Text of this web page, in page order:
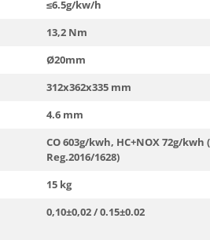
≤6.5g/kw/h
13,2 Nm
Ø20mm
312x362x335 mm
4.6 mm
CO 603g/kwh, HC+NOX 72g/kwh
Reg.2016/1628)
15 kg
0,10±0,02 / 0.15±0.02